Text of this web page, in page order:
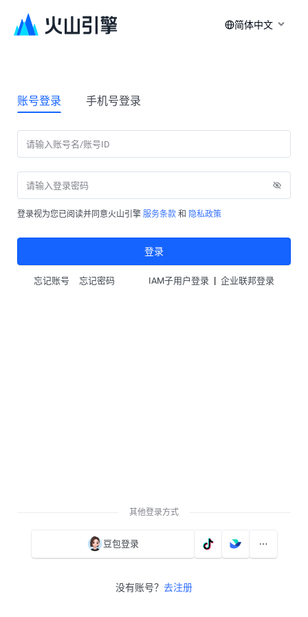
简体中文
账号登录 手机号登录
登录视为您已阅读并同意火山引擎 服务条款 和 隐私政策
登录
忘记账号 忘记密码 IAM子用户登录 | 企业联邦登录
其他登录方式
豆包登录
没有账号？ 去注册